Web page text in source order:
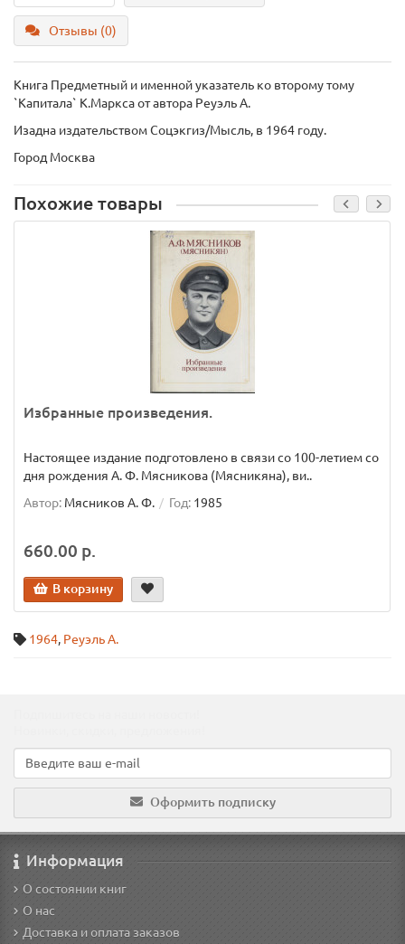
Отзывы (0)
Книга Предметный и именной указатель ко второму тому
`Капитала` К.Марксаот автора Реуэль А.
Изадна издательством Соцэкгиз/Мысль, в 1964 году.
Город Москва
Похожие товары
Избранные произведения.
Настоящее издание подготовлено в связи со 100-летием со
дня рождения А. Ф. Мясникова (Мясникяна), ви..
Автор: Мясников А. Ф. Год: 1985
660.00 р.
В корзину
1964, Реуэль А.
Оформить подписку
Информация
О состоянии книг
О нас
Доставка и оплата заказов